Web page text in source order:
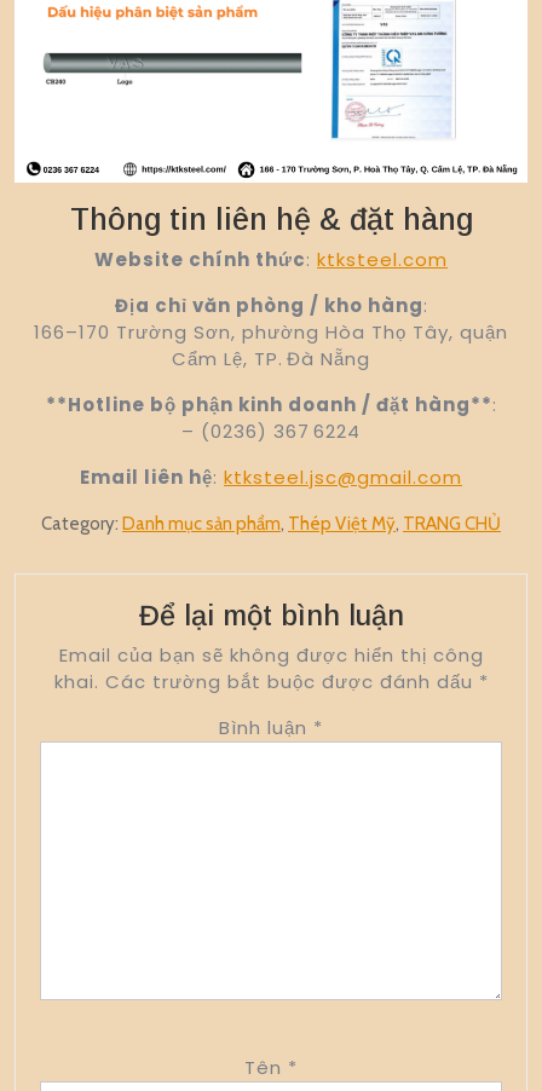
Thông tin liên hệ & đặt hàng
Website chính thức: ktksteel.com
Địa chỉ văn phòng / kho hàng:
166–170 Trường Sơn, phường Hòa Thọ Tây, quận
Cẩm Lệ, TP. Đà Nẵng
**Hotline bộ phận kinh doanh / đặt hàng**:
– (0236) 367 6224
Email liên hệ: ktksteel.jsc@gmail.com
Category: Danh mục sản phẩm, Thép Việt Mỹ, TRANG CHỦ
Để lại một bình luận
Email của bạn sẽ không được hiển thị công
khai. Các trường bắt buộc được đánh dấu *
Bình luận *
Tên *